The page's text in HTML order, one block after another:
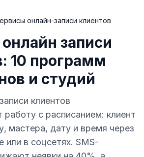
онлайн-записи клиентов
записи
10 программ
и студий
клиентов
работу с расписанием: клиент
мастера, дату и время через
или в соцсетях. SMS-